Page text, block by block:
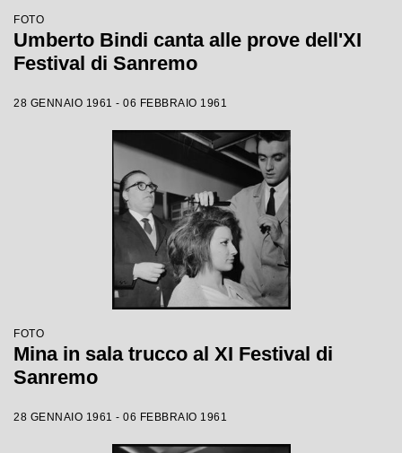
FOTO
Umberto Bindi canta alle prove dell'XI
Festival di Sanremo
28 GENNAIO 1961 - 06 FEBBRAIO 1961
FOTO
Mina in sala trucco al XI Festival di
Sanremo
28 GENNAIO 1961 - 06 FEBBRAIO 1961